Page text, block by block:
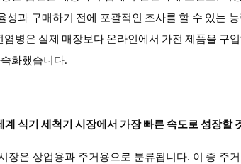
성과 구매하기 전에 포괄적인 조사를 할 수 있는
병은 실제 매장보다 온라인에서 가전 제품을 구
화했습니다.
계 식기 세척기 시장에서 가장 빠른 속도로 성장할
장은 상업용과 주거용으로 분류됩니다. 이 중 주